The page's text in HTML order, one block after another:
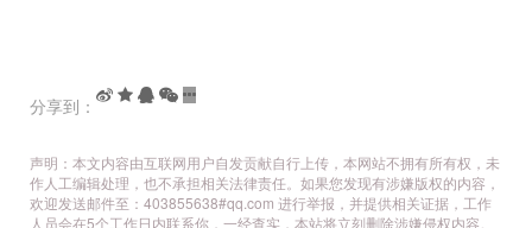
分享到：
声明：本文内容由互联网用户自发贡献自行上传，本网站不拥有所有权，未
作人工编辑处理，也不承担相关法律责任。如果您发现有涉嫌版权的内容，
欢迎发送邮件至：403855638#qq.com 进行举报，并提供相关证据，工作
人员会在5个工作日内联系你，一经查实，本站将立刻删除涉嫌侵权内容。